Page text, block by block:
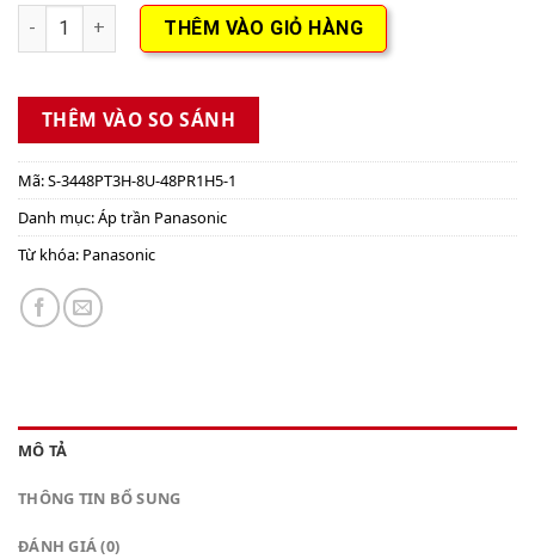
Điều hòa áp trần Panasonic S-22PT1H5/U-22PV1H5
THÊM VÀO GIỎ HÀNG
THÊM VÀO SO SÁNH
Mã:S-3448PT3H-8U-48PR1H5-1
Danh mục:Áp trần Panasonic
Từ khóa: Panasonic
MÔ TẢ
THÔNG TIN BỔ SUNG
ĐÁNH GIÁ (0)